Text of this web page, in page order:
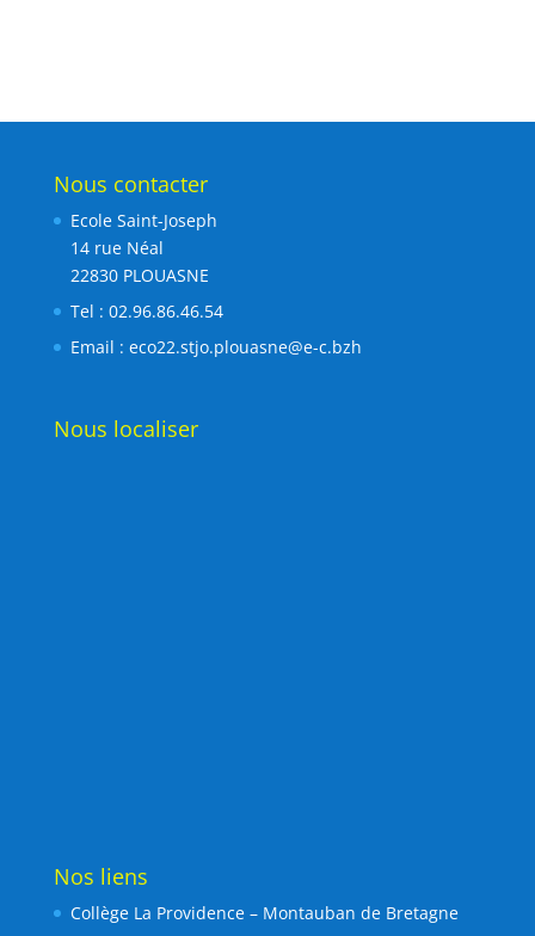
Nous contacter
Ecole Saint-Joseph
14 rue Néal
22830 PLOUASNE
Tel : 02.96.86.46.54
Email : eco22.stjo.plouasne@e-c.bzh
Nous localiser
Nos liens
Collège La Providence – Montauban de Bretagne